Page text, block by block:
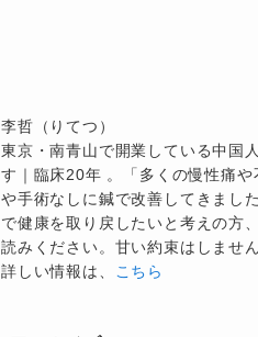
李哲（りてつ）
東京・南青山で開業している中国
す｜臨床20年 。「多くの慢性痛や
や手術なしに鍼で改善してきまし
で健康を取り戻したいと考えの方
読みください。甘い約束はしませ
詳しい情報は、 こちら